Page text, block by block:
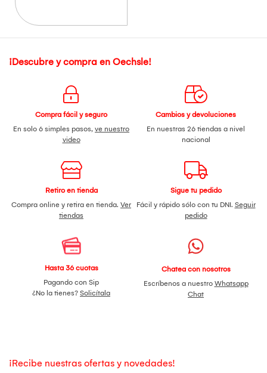
¡Descubre y compra en Oechsle!
Compra fácil y seguro
En solo 6 simples pasos, ve nuestro
video
Cambios y devoluciones
En nuestras 26 tiendas a nivel
nacional
Retiro en tienda
Compra online y retira en tienda. Ver
tiendas
Sigue tu pedido
Fácil y rápido sólo con tu DNI. Seguir
pedido
Hasta 36 cuotas
Pagando con Sip
¿No la tienes? Solicítala
Chatea con nosotros
Escríbenos a nuestro Whatsapp
Chat
¡Recibe nuestras ofertas y novedades!